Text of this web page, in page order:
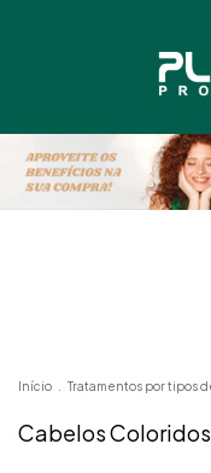
Início Tratamentos por tipos
Cabelos